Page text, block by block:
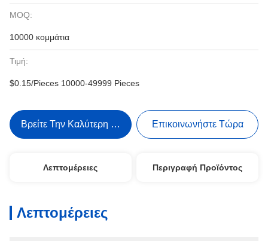
MOQ:
10000 κομμάτια
Τιμή:
$0.15/Pieces 10000-49999 Pieces
Βρείτε Την Καλύτερη Τιμή Επικοινωνήστε Τώρα
Λεπτομέρειες Περιγραφή Προϊόντος
Λεπτομέρειες